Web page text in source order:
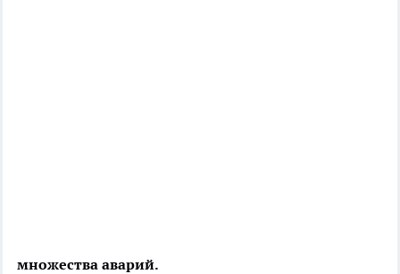
множества аварий.